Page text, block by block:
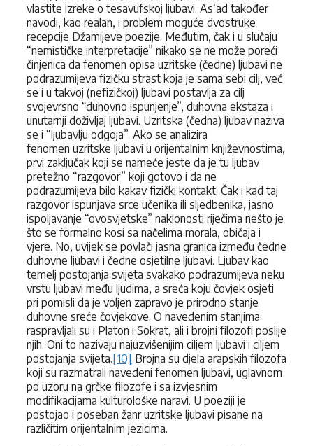
vlastite izreke o tesavufskoj ljubavi. As‘ad također
navodi, kao realan, i problem moguće dvostruke
recepcije Džamijeve poezije. Međutim, čak i u slučaju
“nemističke interpretacije” nikako se ne može poreći
činjenica da fenomen opisa uzritske (čedne) ljubavi ne
podrazumijeva fizičku strast koja je sama sebi cilj, već
se i u takvoj (nefizičkoj) ljubavi postavlja za cilj
svojevrsno “duhovno ispunjenje”, duhovna ekstaza i
unutarnji doživljaj ljubavi. Uzritska (čedna) ljubav naziva
se i “ljubavlju odgoja”. Ako se analizira
fenomen uzritske ljubavi u orijentalnim književnostima,
prvi zaključak koji se nameće jeste da je tu ljubav
pretežno “razgovor” koji gotovo i da ne
podrazumijeva bilo kakav fizički kontakt. Čak i kad taj
razgovor ispunjava srce učenika ili sljedbenika, jasno
ispoljavanje “ovosvjetske” naklonosti riječima nešto je
što se formalno kosi sa načelima morala, običaja i
vjere. No, uvijek se povlači jasna granica između čedne
duhovne ljubavi i čedne osjetilne ljubavi. Ljubav kao
temelj postojanja svijeta svakako podrazumijeva neku
vrstu ljubavi među ljudima, a sreća koju čovjek osjeti
pri pomisli da je voljen zapravo je prirodno stanje
duhovne sreće čovjekove. O navedenim stanjima
raspravljali su i Platon i Sokrat, ali i brojni filozofi poslije
njih. Oni to nazivaju najuzvišenijim ciljem ljubavi i ciljem
postojanja svijeta. [10] Brojna su djela arapskih filozofa
koji su razmatrali navedeni fenomen ljubavi, uglavnom
po uzoru na grčke filozofe i sa izvjesnim
modifikacijama kulturološke naravi. U poeziji je
postojao i poseban žanr uzritske ljubavi pisane na
različitim orijentalnim jezicima.